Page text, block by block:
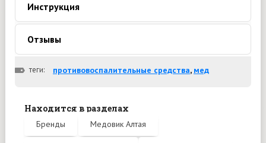
Инструкция
Отзывы
теги: противовоспалительные средства, мед
Находится в разделах
Бренды Медовик Алтая